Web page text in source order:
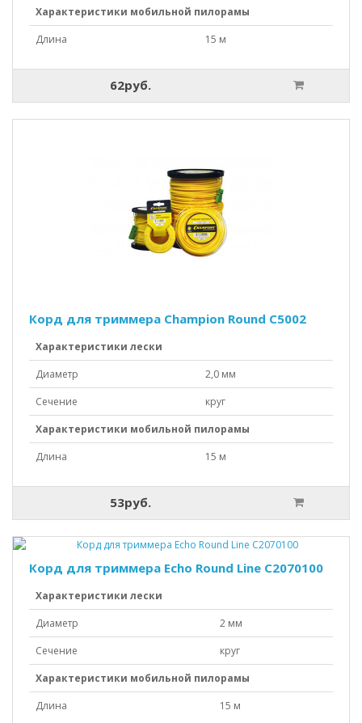
Характеристики мобильной пилорамы
Длина
15 м
62руб.
Корд для триммера Champion Round C5002
Характеристики лески
Диаметр
2,0 мм
Сечение
круг
Характеристики мобильной пилорамы
Длина
15 м
53руб.
Корд для триммера Echo Round Line C2070100
Характеристики лески
Диаметр
2 мм
Сечение
круг
Характеристики мобильной пилорамы
Длина
15 м